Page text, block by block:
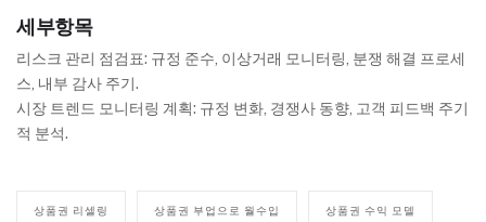
세부항목
리스크 관리 점검표: 규정 준수, 이상거래 모니터링, 분쟁 해결 프로세
스, 내부 감사 주기.
시장 트렌드 모니터링 계획: 규정 변화, 경쟁사 동향, 고객 피드백 주기
적 분석.
상품권 리셀링 상품권 부업으로 월수입 상품권 수익 모델